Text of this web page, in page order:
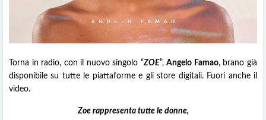
Torna in radio, con il nuovo singolo “ZOE”,Angelo Famao, brano già
disponibile su tutte le piattaforme e gli store digitali. Fuori anche il
video.
Zoe rappresenta tutte le donne,